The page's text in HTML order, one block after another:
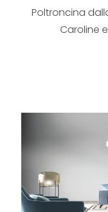
Poltroncina
Caroline